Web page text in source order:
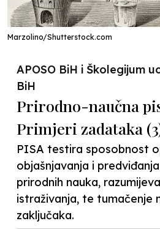
Marzolino/Shutterstock.com
APOSO BiH i Školegijum
BiH
Prirodno-naučna
Primjeri zadataka
PISA testira sposobnost
objašnjavanja i
prirodnih nauka,
istraživanja, te tumačenje
zaključaka.